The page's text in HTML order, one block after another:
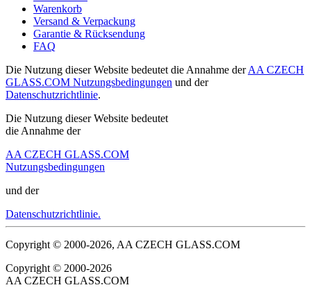
Warenkorb
Versand & Verpackung
Garantie & Rücksendung
FAQ
Die Nutzung dieser Website bedeutet die Annahme derAA CZECH
GLASS.COM Nutzungsbedingungen und der
Datenschutzrichtlinie.
Die Nutzung dieser Website bedeutet
die Annahme der
AA CZECH GLASS.COM
Nutzungsbedingungen
und der
Datenschutzrichtlinie.
Copyright © 2000-2026, AA CZECH GLASS.COM
Copyright © 2000-2026
AA CZECH GLASS.COM